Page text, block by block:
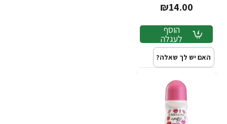
₪14.00
הוסף
לעגלה
האם יש לך שאלה?